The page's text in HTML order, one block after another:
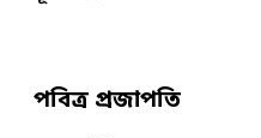
পবিত্র প্রজাপতি